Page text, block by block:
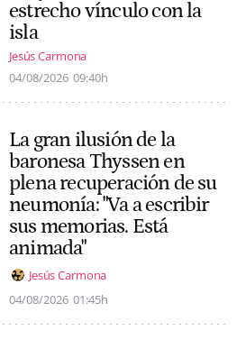
estrecho vínculo con la
isla
Jesús Carmona
04/08/2026 09:40h
La gran ilusión de la
baronesa Thyssen en
plena recuperación de su
neumonía: "Va a escribir
sus memorias. Está
animada"
Jesús Carmona
04/08/2026 01:45h